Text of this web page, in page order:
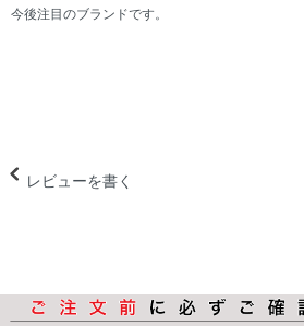
今後注目のブランドです。
レビューを書く